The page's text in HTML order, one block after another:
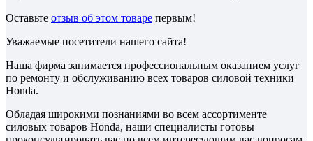
Оставьте отзыв об этом товаре первым!
Уважаемые посетители нашего сайта!
Наша фирма занимается профессиональным оказанием услуг
по ремонту и обслуживанию всех товаров силовой техники
Honda.
Обладая широкими познаниями во всем ассортименте
силовых товаров Honda, наши специалисты готовы